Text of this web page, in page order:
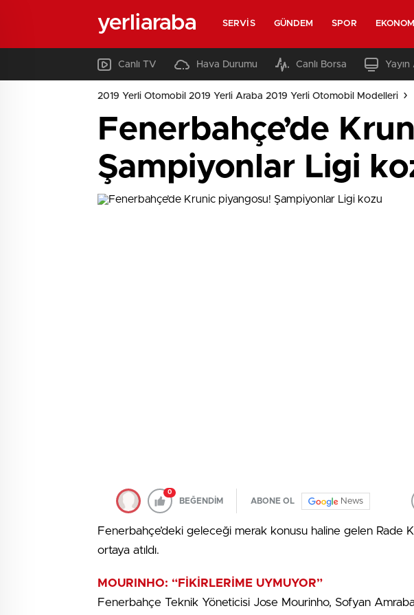
yerliaraba SERVIS GÜNDEM SPOR EKONOMI
Canlı TV Hava Durumu Canlı Borsa Yayın
2019 Yerli Otomobil 2019 Yerli Araba 2019 Yerli Otomobil Modelleri
Fenerbahçe’de
Şampiyonlar Ligi
0
BEĞENDİM ABONE OL News
Fenerbahçe’deki geleceği merak konusu haline gelen Rade
ortaya atıldı.
MOURINHO: “FİKİRLERİME UYMUYOR”
Fenerbahçe Teknik Yöneticisi Jose Mourinho, Sofyan